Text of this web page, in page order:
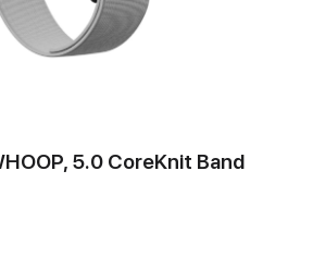
5.0 CoreKnit Band